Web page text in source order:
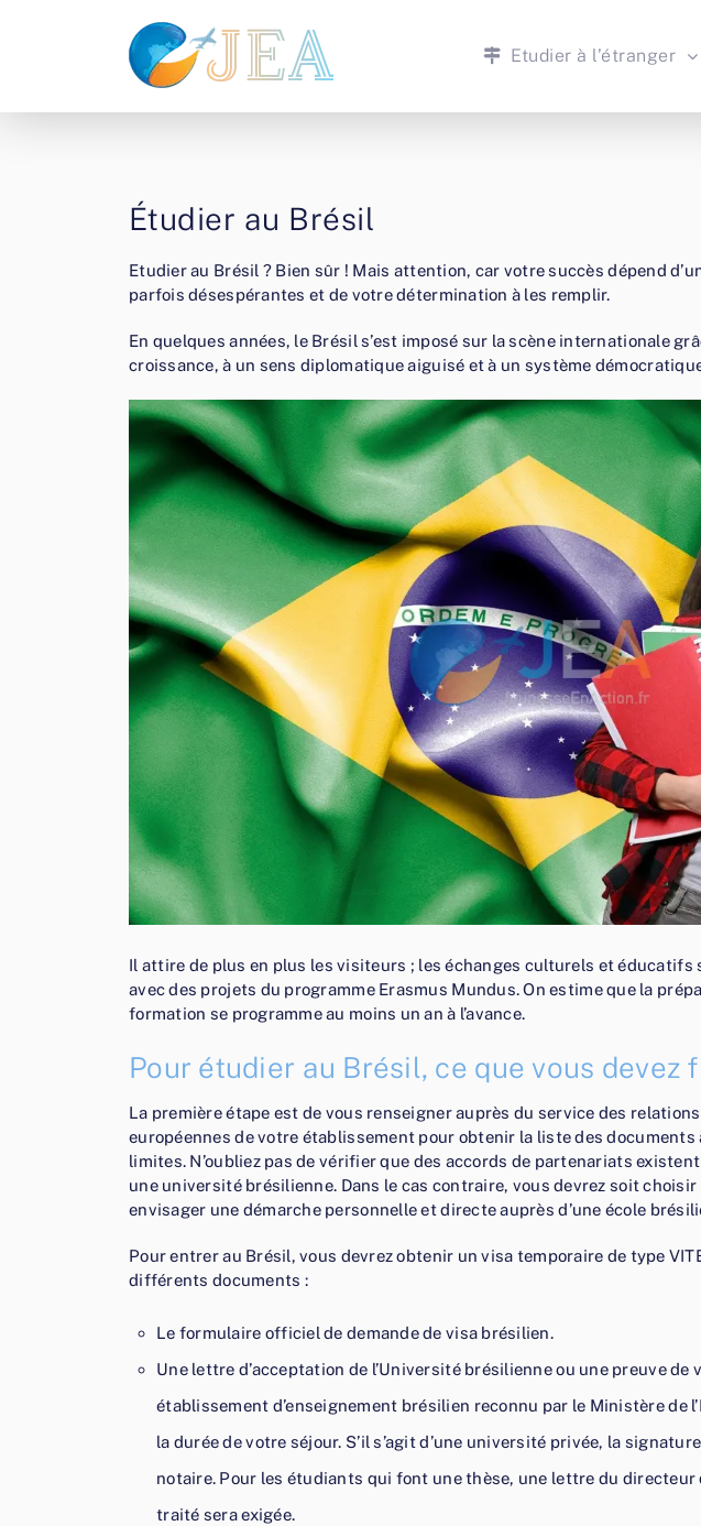
Etudier à l’étranger
Étudier au Brésil
Etudier au Brésil ? Bien sûr ! Mais attention, car votre succès dépend
parfois désespérantes et de votre détermination à les remplir.
En quelques années, le Brésil s’est imposé sur la scène internationale
croissance, à un sens diplomatique aiguisé et à un système
Il attire de plus en plus les visiteurs ; les échanges culturels et
avec des projets du programme Erasmus Mundus. On estime que la
formation se programme au moins un an à l’avance.
Pour étudier au Brésil, ce que vous devez
La première étape est de vous renseigner auprès du service des
européennes de votre établissement pour obtenir la liste des
limites. N’oubliez pas de vérifier que des accords de partenariats
une université brésilienne. Dans le cas contraire, vous devrez soit
envisager une démarche personnelle et directe auprès d’une école
Pour entrer au Brésil, vous devrez obtenir un visa temporaire de type
différents documents :
Le formulaire officiel de demande de visa brésilien.
Une lettre d’acceptation de l’Université brésilienne ou une preuve
établissement d’enseignement brésilien reconnu par le Ministère de
la durée de votre séjour. S’il s’agit d’une université privée, la
notaire. Pour les étudiants qui font une thèse, une lettre du directeur
traité sera exigée.